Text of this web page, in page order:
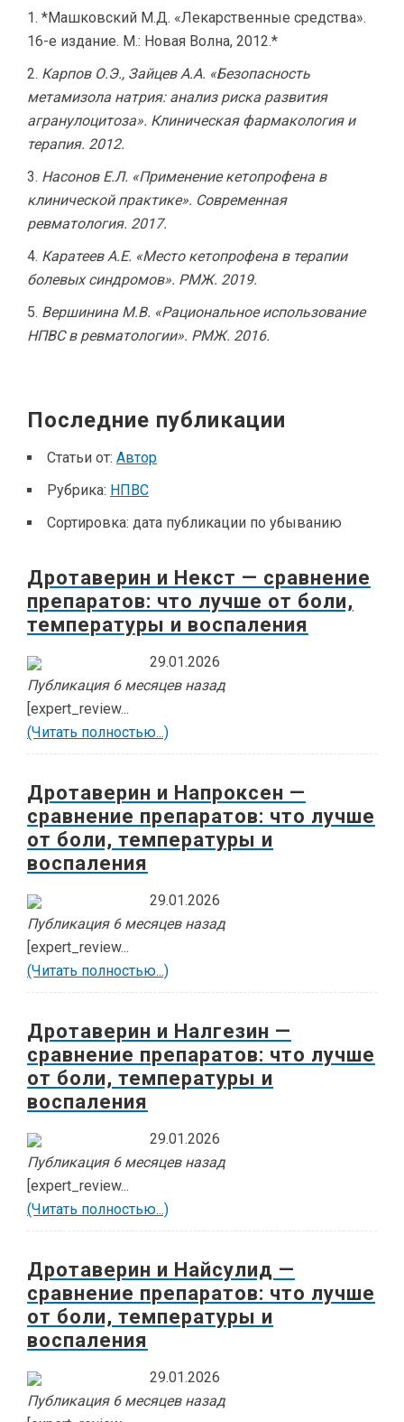
*Машковский М.Д. «Лекарственные средства».
16-е издание. М.: Новая Волна, 2012.*
Карпов О.Э., Зайцев А.А. «Безопасность
метамизола натрия: анализ риска развития
агранулоцитоза». Клиническая фармакология и
терапия. 2012.
Насонов Е.Л. «Применение кетопрофена в
клинической практике». Современная
ревматология. 2017.
Каратеев А.Е. «Место кетопрофена в терапии
болевых синдромов». РМЖ. 2019.
Вершинина М.В. «Рациональное использование
НПВС в ревматологии». РМЖ. 2016.
Последние публикации
Статьи от: Автор
Рубрика: НПВС
Сортировка: дата публикации по убыванию
Дротаверин и Некст — сравнение
препаратов: что лучше от боли,
температуры и воспаления
29.01.2026
Публикация 6 месяцев назад
[expert_review...
(Читать полностью...)
Дротаверин и Напроксен —
сравнение препаратов: что лучше
от боли, температуры и
воспаления
29.01.2026
Публикация 6 месяцев назад
[expert_review...
(Читать полностью...)
Дротаверин и Налгезин —
сравнение препаратов: что лучше
от боли, температуры и
воспаления
29.01.2026
Публикация 6 месяцев назад
[expert_review...
(Читать полностью...)
Дротаверин и Найсулид —
сравнение препаратов: что лучше
от боли, температуры и
воспаления
29.01.2026
Публикация 6 месяцев назад